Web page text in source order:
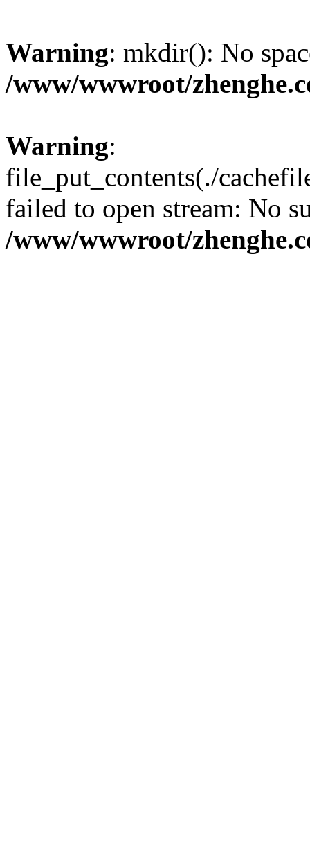
Warning: mkdir(): No
/www/wwwroot/
Warning:
file_put_contents(./
failed to open stream: No
/www/wwwroot/